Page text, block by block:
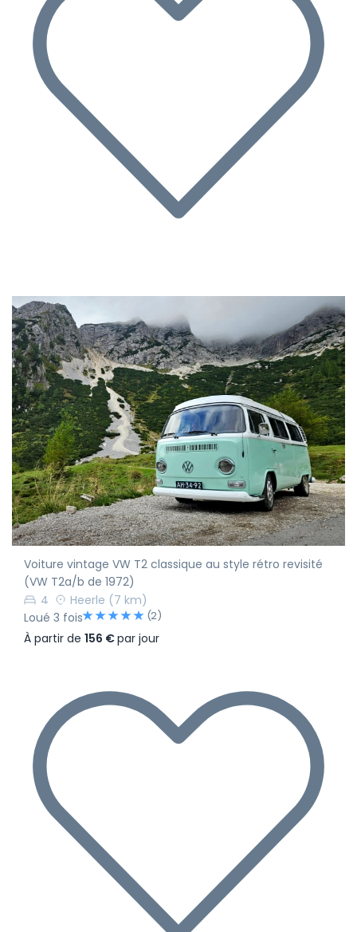
Voiture vintage VW T2 classique au style rétro revisité
(VW T2a/b de 1972)
4
Heerle (7 km)
Loué 3 fois
(2)
À partir de 156 €par jour